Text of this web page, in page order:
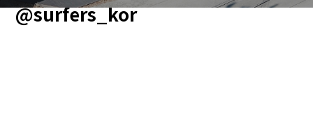
@surfers_kor